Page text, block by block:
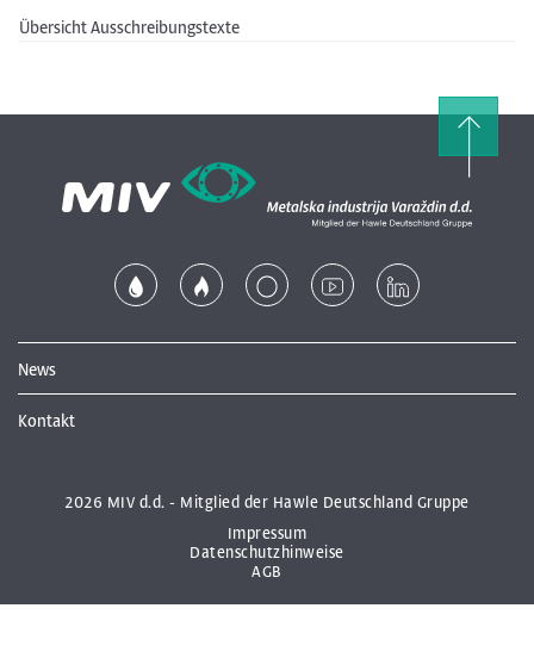
Übersicht Ausschreibungstexte
News
Kontakt
2026 MIV d.d. - Mitglied der Hawle Deutschland Gruppe
Impressum
Datenschutzhinweise
AGB